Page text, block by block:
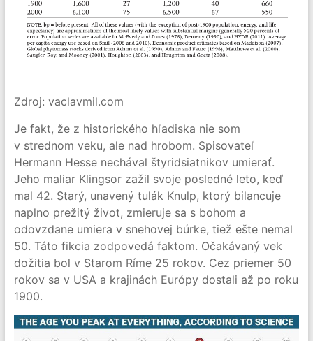
Zdroj: vaclavmil.com
Je fakt, že z historického hľadiska nie som
v strednom veku, ale nad hrobom. Spisovateľ
Hermann Hesse nechával štyridsiatnikov umierať.
Jeho maliar Klingsor zažil svoje posledné leto, keď
mal 42. Starý, unavený tulák Knulp, ktorý bilancuje
naplno prežitý život, zmieruje sa s bohom a
odovzdane umiera v snehovej búrke, tiež ešte nemal
50. Táto fikcia zodpovedá faktom. Očakávaný vek
dožitia bol v Starom Ríme 25 rokov. Cez priemer 50
rokov sa v USA a krajinách Európy dostali až po roku
1900.